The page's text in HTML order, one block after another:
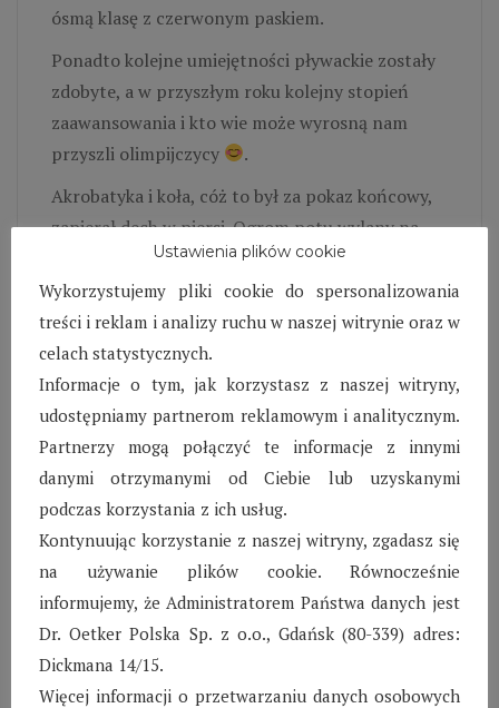
ósmą klasę z czerwonym paskiem.
Ponadto kolejne umiejętności pływackie zostały
zdobyte, a w przyszłym roku kolejny stopień
zaawansowania i kto wie może wyrosną nam
przyszli olimpijczycy
.
Akrobatyka i koła, cóż to był za pokaz końcowy,
zapierał dech w piersi. Ogrom potu wylany na
sali ćwiczeń poszedł w niepamięć przy tak
pięknie wykonanym pokazie. Gromkie brawa na
koniec występu mówiły same za siebie.
I tak zakończył się rok szkolny 2022/2023, z
ciekawością czekamy, co przyniesie kolejny.
Ustawienia plików cookie
Wykorzystujemy pliki cookie do spersonalizowania
treści i reklam i analizy ruchu w naszej witrynie oraz w
celach statystycznych.
Informacje o tym, jak korzystasz z naszej witryny,
udostępniamy partnerom reklamowym i analitycznym.
Partnerzy mogą połączyć te informacje z innymi
danymi otrzymanymi od Ciebie lub uzyskanymi
podczas korzystania z ich usług.
Kontynuując korzystanie z naszej witryny, zgadasz się
na używanie plików cookie. Równocześnie
informujemy, że Administratorem Państwa danych jest
Dr. Oetker Polska Sp. z o.o., Gdańsk (80-339) adres:
Dickmana 14/15.
Więcej informacji o przetwarzaniu danych osobowych